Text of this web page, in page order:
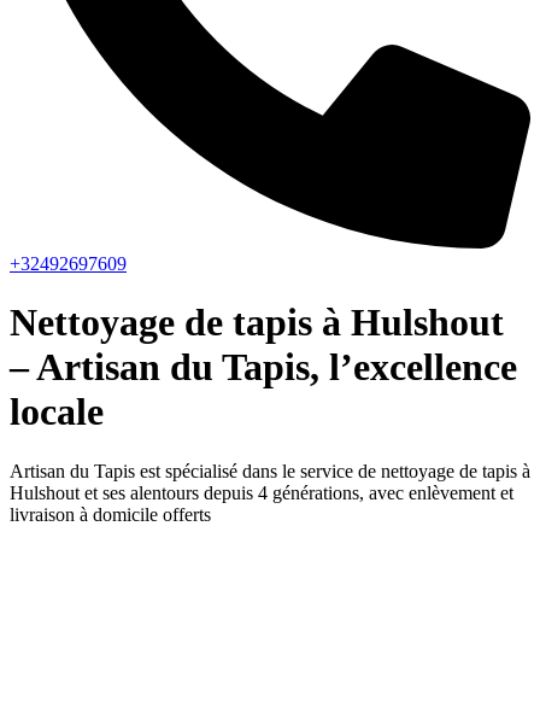
+32492697609
Nettoyage de tapis à Hulshout
– Artisan du Tapis, l’excellence
locale
Artisan du Tapis est spécialisé dans le service de nettoyage de tapis à
Hulshout et ses alentours depuis 4 générations, avec enlèvement et
livraison à domicile offerts